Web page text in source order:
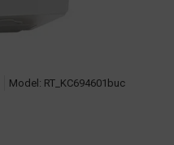
Model: RT_KC694601buc